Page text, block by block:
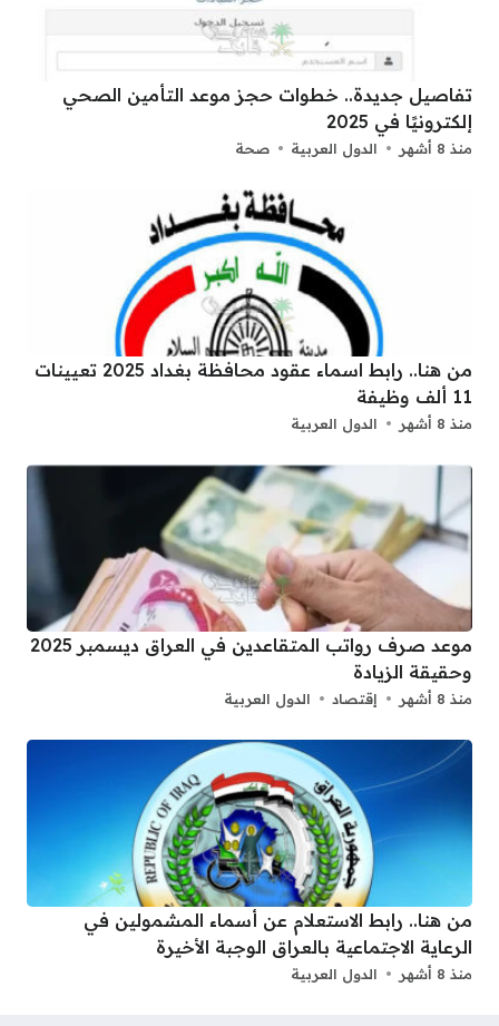
تفاصيل جديدة.. خطوات حجز موعد التأمين الصحي
إلكترونيًا في 2025
منذ 8 أشهر الدول العربية صحة
من هنا.. رابط اسماء عقود محافظة بغداد 2025 تعيينات
11 ألف وظيفة
منذ 8 أشهر الدول العربية
موعد صرف رواتب المتقاعدين في العراق ديسمبر 2025
وحقيقة الزيادة
منذ 8 أشهر إقتصاد الدول العربية
من هنا.. رابط الاستعلام عن أسماء المشمولين في
الرعاية الاجتماعية بالعراق الوجبة الأخيرة
منذ 8 أشهر الدول العربية